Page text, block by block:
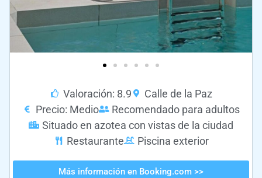
Valoración: 8.9
Calle de la Paz
Precio: Medio
Recomendado para adultos
Situado en azotea con vistas de la ciudad
Restaurante
Piscina exterior
Más información en Booking.com >>